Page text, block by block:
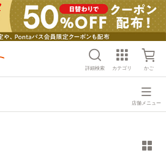
詳細検索 カテゴリ かご
店舗メニュー